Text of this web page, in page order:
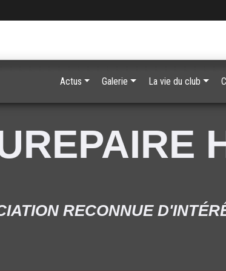
RECONNUE
Actus Galerie La vie du club